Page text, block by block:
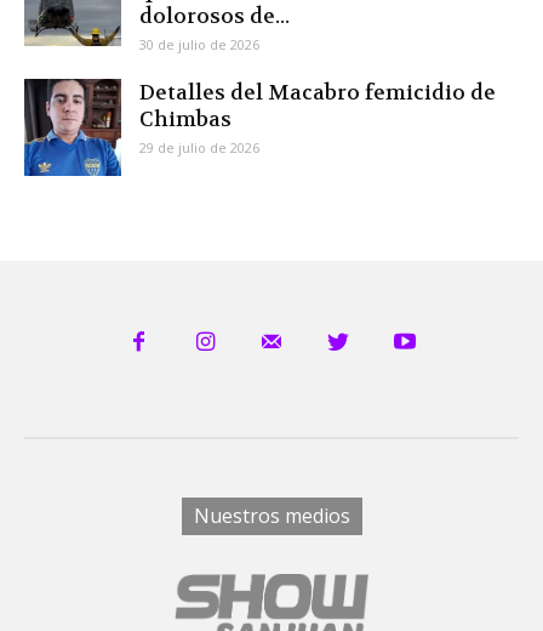
dolorosos de...
30 de julio de 2026
Detalles del Macabro femicidio de
Chimbas
29 de julio de 2026
Nuestros medios